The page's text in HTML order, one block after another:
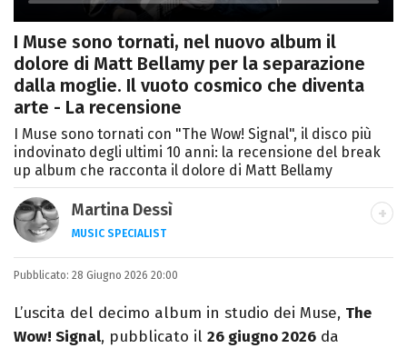
I Muse sono tornati, nel nuovo album il
dolore di Matt Bellamy per la separazione
dalla moglie. Il vuoto cosmico che diventa
arte - La recensione
I Muse sono tornati con "The Wow! Signal", il disco più
indovinato degli ultimi 10 anni: la recensione del break
up album che racconta il dolore di Matt Bellamy
Martina Dessì
MUSIC SPECIALIST
Ascolto, scrivo, a volte recensisco, smonto
classifiche: la musica è il mio primo amore.
Pubblicato: 28 Giugno 2026 20:00
L’uscita del decimo album in studio dei Muse, The
Wow! Signal, pubblicato il 26 giugno 2026 da